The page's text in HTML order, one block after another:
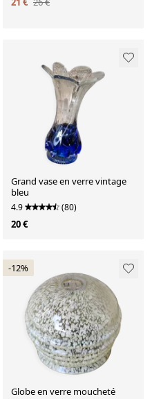
Grand vase en verre vintage
bleu
4.9 (80)
20 €
-12%
Globe en verre moucheté